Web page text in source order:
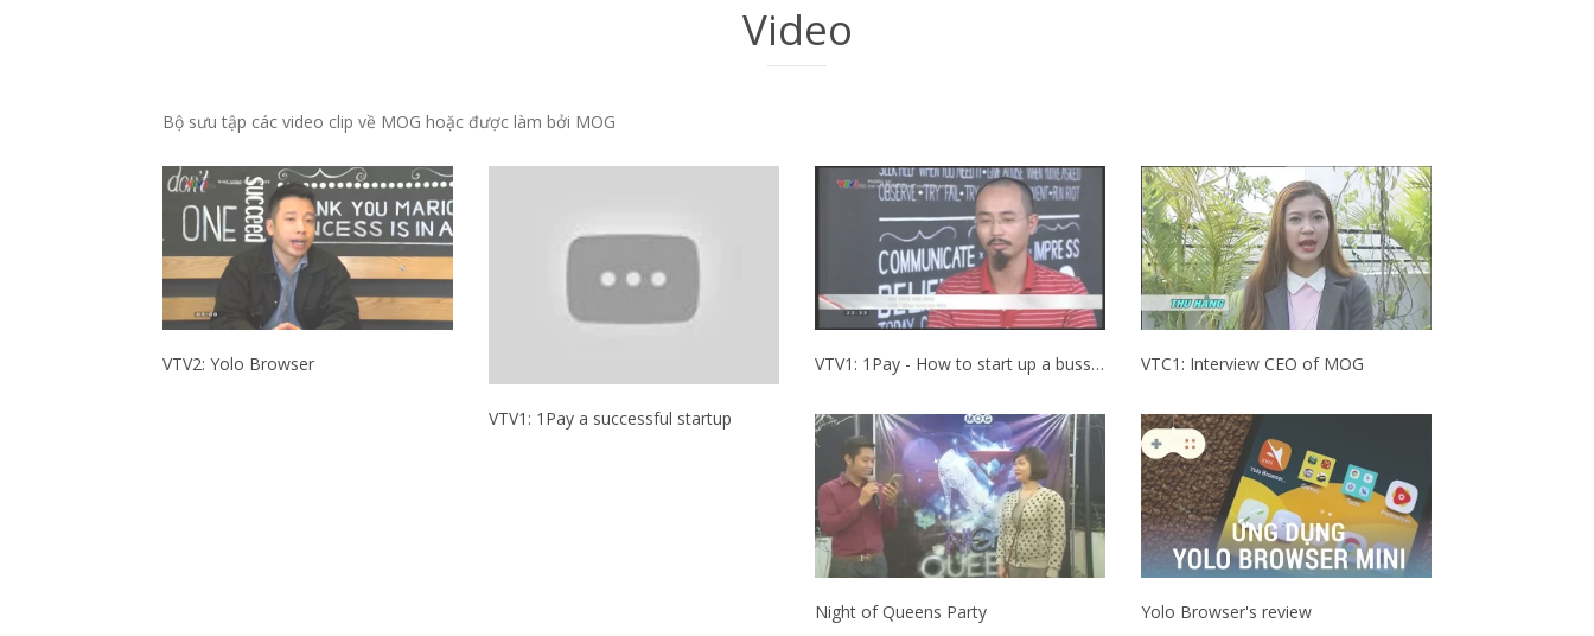
Video
Bộ sưu tập các video clip về MOG hoặc được làm bởi MOG
VTV2: Yolo Browser
VTV1: 1Pay a successful startup
VTV1: 1Pay - How to start up a bussiness VTC1: Interview CEO of MOG
Night of Queens Party Yolo Browser's review